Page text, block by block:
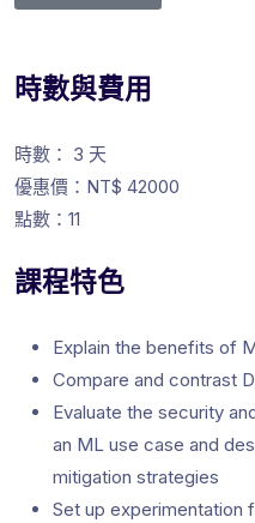
時數與費用
時數： 3 天
優惠價：NT$ 42000
點數：11
課程特色
Explain the benefits of
Compare and contrast
Evaluate the security
an ML use case and
mitigation strategies
Set up experimentation